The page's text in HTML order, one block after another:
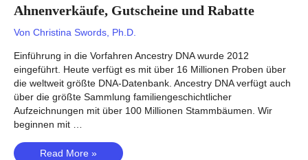
Ahnenverkäufe, Gutscheine und Rabatte
Von Christina Swords, Ph.D.
Einführung in die Vorfahren Ancestry DNA wurde 2012
eingeführt. Heute verfügt es mit über 16 Millionen Proben über
die weltweit größte DNA-Datenbank. Ancestry DNA verfügt auch
über die größte Sammlung familiengeschichtlicher
Aufzeichnungen mit über 100 Millionen Stammbäumen. Wir
beginnen mit …
Ahnenverkäufe,
Read More »